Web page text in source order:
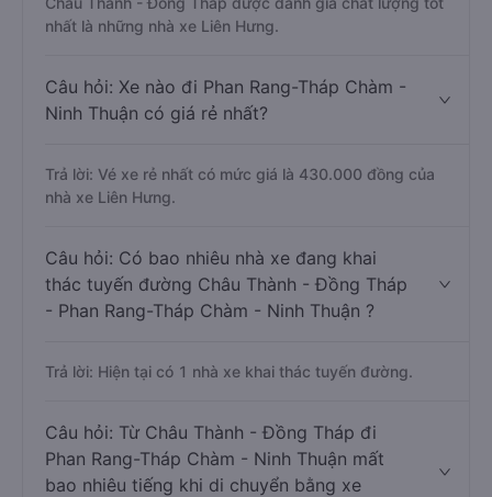
nhất là những nhà xe Liên Hưng.
Câu hỏi: Xe nào đi Phan Rang-Tháp Chàm -
Ninh Thuận có giá rẻ nhất?
Trả lời: Vé xe rẻ nhất có mức giá là 430.000 đồng của
nhà xe Liên Hưng.
Câu hỏi: Có bao nhiêu nhà xe đang khai
thác tuyến đường Châu Thành - Đồng Tháp
- Phan Rang-Tháp Chàm - Ninh Thuận ?
Trả lời: Hiện tại có 1 nhà xe khai thác tuyến đường.
Câu hỏi: Từ Châu Thành - Đồng Tháp đi
Phan Rang-Tháp Chàm - Ninh Thuận mất
bao nhiêu tiếng khi di chuyển bằng xe